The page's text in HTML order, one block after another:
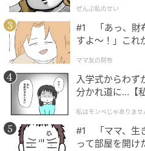
イト』の配信を控えている。
動してきただけに、結婚後
続けていく見通しだ。
プライバシー侵害という不本
の、長年の愛を実らせたテ
して夫として新たな一歩を
「幸せに暮らしてほしい」「
いう応援の声を寄せている。
ぜんぶ私のせい
#1 「あっ、財
すよ〜！」これ
ママ友の財布
入学式からわず
分かれ道に…【
私はモンペじゃありませ
#1 「ママ、生
って部屋を開け